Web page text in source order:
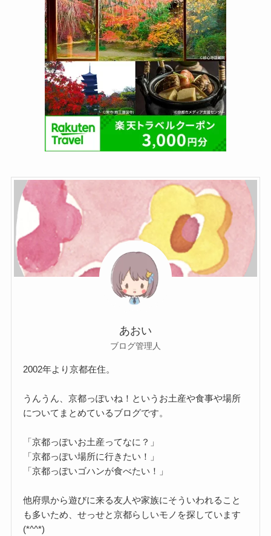
あおい
ブログ管理人
2002年より京都在住。
うんうん、京都っぽいね！というお土産や食事や場所
についてまとめているブログです。
「京都っぽいお土産ってなに？」
「京都っぽい場所に行きたい！」
「京都っぽいゴハンが食べたい！」
他府県から遊びに来る友人や家族にそういわれること
も多いため、せっせと京都らしいモノを探しています
(*^^*)